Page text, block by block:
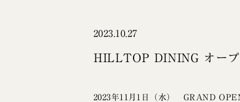
2023.10.27
HILLTOP DINING オープ
2023年11月1日（水） GRAND